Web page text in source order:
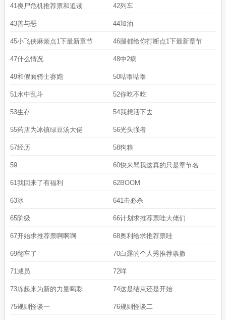
率了
41喪尸危机推荐票和追读 42列车
43善与恶 44加油
45小飞侠麻烦点1下最新章节 46腿都给你打断点1下最新章节
47什么情况 48中2病
49和假面骑士赛跑 50咕噜咕噜
51水中乱斗 52你吃不吃
53生存 54我想活下去
55药店为冰镇绿豆汤大佬 56光头强者
57经历 58狗粮
59 60快来骂我这真的只是章节名
61我回来了有福利 62BOOM
63冰 641击必杀
65阶级 66计划求推荐票哇大佬们
67开始求推荐票啊啊啊 68奥利给求推荐票哇
69翻车了 70白露的个人秀推荐票撒
71减员 72咩
73冻起来为新的力量喝彩 74这是结束还是开始
75规则怪谈一 76规则怪谈二